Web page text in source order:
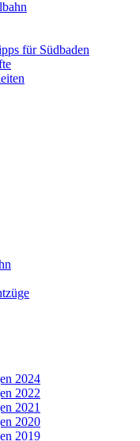
für Südbaden
2024
2022
2021
2020
2019